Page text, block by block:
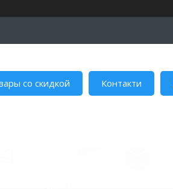
со скидкой Контакти